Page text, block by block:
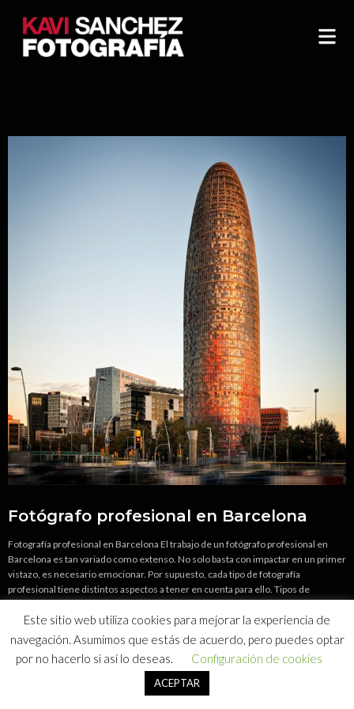
Fotógrafo profesional en Barcelona
Fotografía profesional en Barcelona El trabajo de un fotógrafo profesional en
Barcelona es tan variado como extenso. No solo basta con impactar en un primer
vistazo, es necesario emocionar. Por supuesto, cada tipo de fotografía
profesional tiene distintos aspectos a tener en cuenta para ello. Tipos de
alimentos debemos enfocarla de tal…
Este sitio web utiliza cookies para mejorar la experiencia de
navegación. Asumimos que estás de acuerdo, pero puedes optar
por no hacerlo si así lo deseas.
Configuración de cookies
ACEPTAR